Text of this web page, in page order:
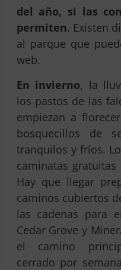
del año, si las
permiten. Existen
al parque que
web.
En invierno, la
los pastos de las
empiezan a
bosquecillos de
tranquilos y fríos.
caminatas
Hay que llegar
caminos cubiertos
las cadenas para
Cedar Grove y
el camino
cerrado por